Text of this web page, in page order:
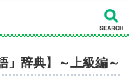
」辞典】～上級編～